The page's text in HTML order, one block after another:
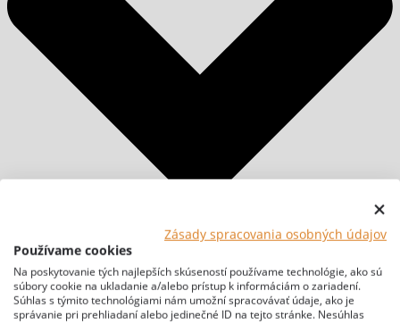
Zásady spracovania osobných údajov
Používame cookies
Na poskytovanie tých najlepších skúseností používame technológie, ako sú
súbory cookie na ukladanie a/alebo prístup k informáciám o zariadení.
Súhlas s týmito technológiami nám umožní spracovávať údaje, ako je
správanie pri prehliadaní alebo jedinečné ID na tejto stránke. Nesúhlas